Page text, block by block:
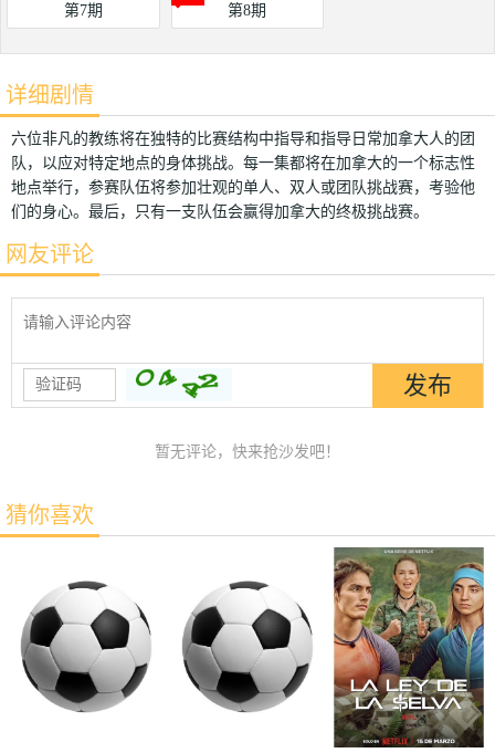
第7期 第8期
详细剧情
六位非凡的教练将在独特的比赛结构中指导和指导日常加拿大人的团
队，以应对特定地点的身体挑战。每一集都将在加拿大的一个标志性
地点举行，参赛队伍将参加壮观的单人、双人或团队挑战赛，考验他
们的身心。最后，只有一支队伍会赢得加拿大的终极挑战赛。
网友评论
暂无评论，快来抢沙发吧！
猜你喜欢